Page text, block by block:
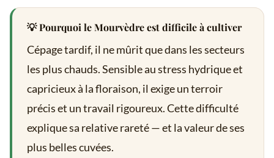
💡 Pourquoi le Mourvèdre est difficile à cultiver
Cépage tardif, il ne mûrit que dans les secteurs
les plus chauds. Sensible au stress hydrique et
capricieux à la floraison, il exige un terroir
précis et un travail rigoureux. Cette difficulté
explique sa relative rareté — et la valeur de ses
plus belles cuvées.